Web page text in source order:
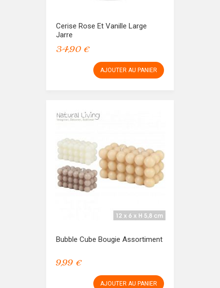
Cerise Rose Et Vanille Large
Jarre
34,90 €
AJOUTER AU PANIER
Bubble Cube Bougie Assortiment
9,99 €
AJOUTER AU PANIER